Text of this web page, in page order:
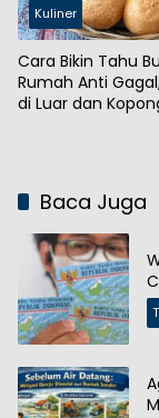
Kuliner
Cara Bikin Tahu
Rumah Anti
di Luar dan
Baca Juga